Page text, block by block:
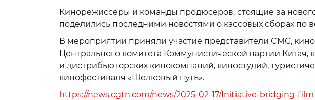
Кинорежиссеры и команды продюсеров, стоящие за
поделились последними новостями о кассовых сборах по
В мероприятии приняли участие представители CMG,
Центрального комитета Коммунистической партии Китая,
и дистрибьюторских кинокомпаний, киностудий,
кинофестиваля «Шелковый путь».
https://news.cgtn.com/news/2025-02-17/Initiative-bridging-